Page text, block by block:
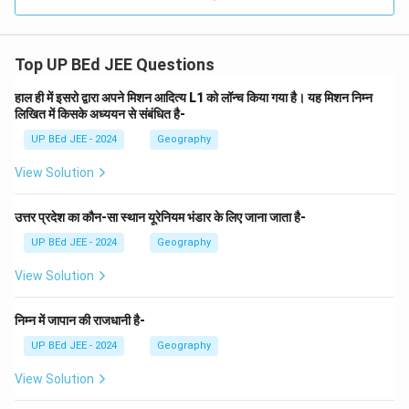
Top UP BEd JEE Questions
हाल ही में इसरो द्वारा अपने मिशन आदित्य L1 को लॉन्च किया गया है। यह मिशन निम्न
लिखित में किसके अध्ययन से संबंधित है-
UP BEd JEE - 2024 Geography
View Solution
उत्तर प्रदेश का कौन-सा स्थान यूरेनियम भंडार के लिए जाना जाता है-
UP BEd JEE - 2024 Geography
View Solution
निम्न में जापान की राजधानी है-
UP BEd JEE - 2024 Geography
View Solution